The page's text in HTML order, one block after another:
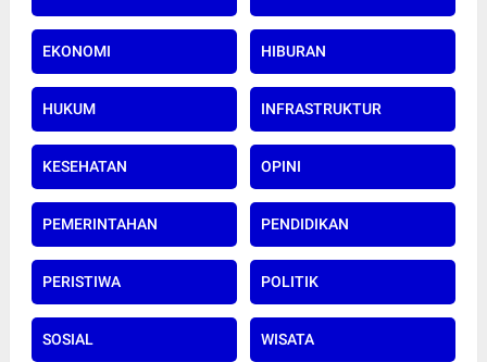
EKONOMI HIBURAN
HUKUM INFRASTRUKTUR
KESEHATAN OPINI
PEMERINTAHAN PENDIDIKAN
PERISTIWA POLITIK
SOSIAL WISATA